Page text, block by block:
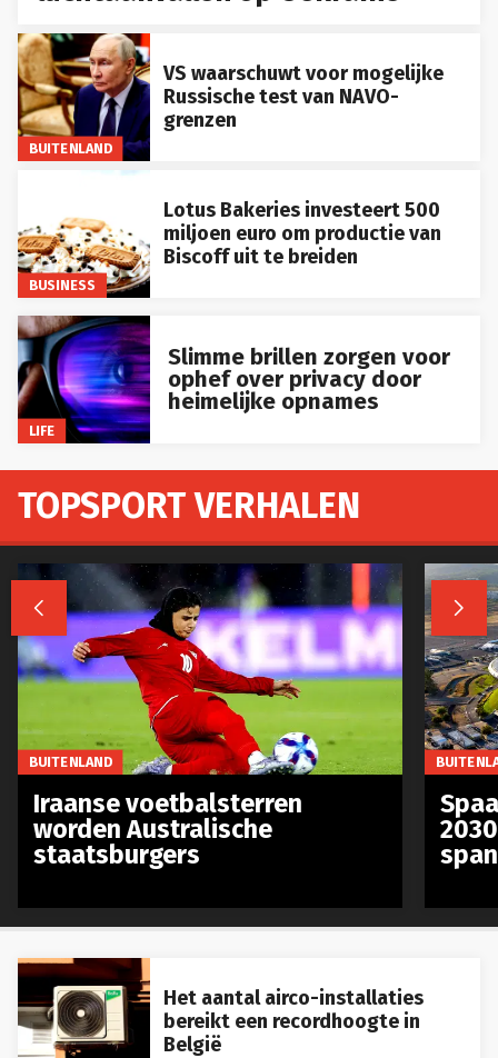
BUITENLAND
VS waarschuwt voor mogelijke
Russische test van NAVO-
grenzen
BUSINESS
Lotus Bakeries investeert 500
miljoen euro om productie van
Biscoff uit te breiden
LIFE
Slimme brillen zorgen voor
ophef over privacy door
heimelijke opnames
Het aantal airco-installaties
bereikt een recordhoogte in
België
TOPSPORT VERHALEN
 
BUITENLAND
Iraanse voetbalsterren
worden Australische
staatsburgers